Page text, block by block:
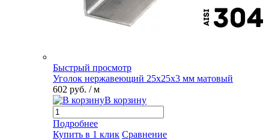
Быстрый просмотр
Уголок нержавеющий 25х25х3 мм матовый
602 руб. / м
В корзину
Подробнее
Купить в 1 клик Сравнение